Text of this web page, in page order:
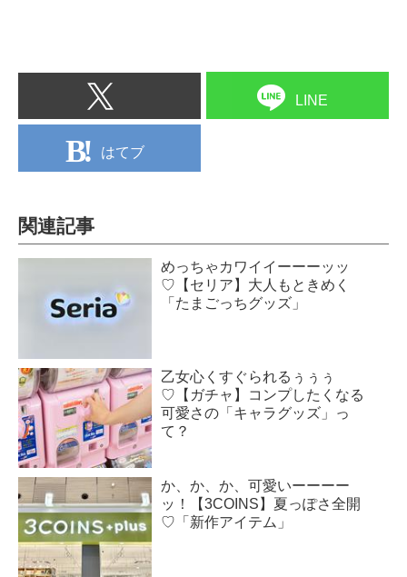
LINE
はてブ
関連記事
めっちゃカワイイーーーッッ
♡【セリア】大人もときめく
「たまごっちグッズ」
乙女心くすぐられるぅぅぅ
♡【ガチャ】コンプしたくなる
可愛さの「キャラグッズ」っ
て？
か、か、か、可愛いーーーー
ッ！【3COINS】夏っぽさ全開
♡「新作アイテム」